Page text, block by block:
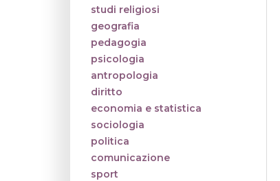
studi religiosi
geografia
pedagogia
psicologia
antropologia
diritto
economia e statistica
sociologia
politica
comunicazione
sport